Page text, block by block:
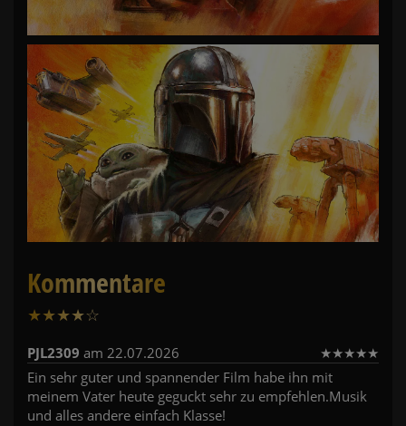
Kommentare
★★★★☆
PJL2309 am 22.07.2026 ★★★★★
Ein sehr guter und spannender Film habe ihn mit
meinem Vater heute geguckt sehr zu empfehlen.Musik
und alles andere einfach Klasse!